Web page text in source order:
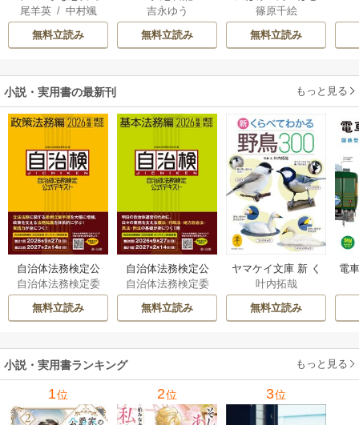
はございますが ～
雛宮蝶鼠とりかえ
伝～
尾羊英/ 中村颯
希
/ ゆき哉
無料立読み
吉永ゆう
無料立読み
り
篠原千絵
無料立読み
小説・実用書の最新刊 もっと見る
自治体法務検定公
式テキスト 政策
法務編 ２０２６
年度検定対応 1巻
自治体法務検定委
員会
無料立読み
自治体法務検定公
式テキスト 基本
法務編 ２０２６
年度検定対応 1巻
自治体法務検定委
員会
無料立読み
ヤマケイ文庫 新 く
らべてわかる野鳥3
00 1巻
叶内拓哉
無料立読み
電
小説・実用書ランキング もっと見る
1位 2位 3位